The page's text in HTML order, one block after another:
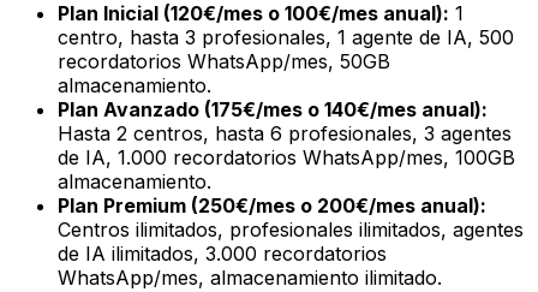
Plan Inicial (120€/mes o 100€/mes anual): 1
centro, hasta 3 profesionales, 1 agente de IA, 500
recordatorios WhatsApp/mes, 50GB
almacenamiento.
Plan Avanzado (175€/mes o 140€/mes anual):
Hasta 2 centros, hasta 6 profesionales, 3 agentes
de IA, 1.000 recordatorios WhatsApp/mes, 100GB
almacenamiento.
Plan Premium (250€/mes o 200€/mes anual):
Centros ilimitados, profesionales ilimitados, agentes
de IA ilimitados, 3.000 recordatorios
WhatsApp/mes, almacenamiento ilimitado.